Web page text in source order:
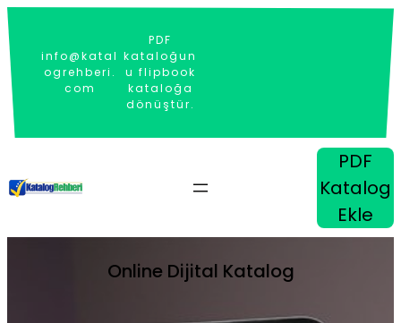
İçeriğe
geç
info@katal
ogrehberi.
com
PDF
kataloğun
u flipbook
kataloğa
dönüştür.
PDF
Katalog
Ekle
Online Dijital Katalog